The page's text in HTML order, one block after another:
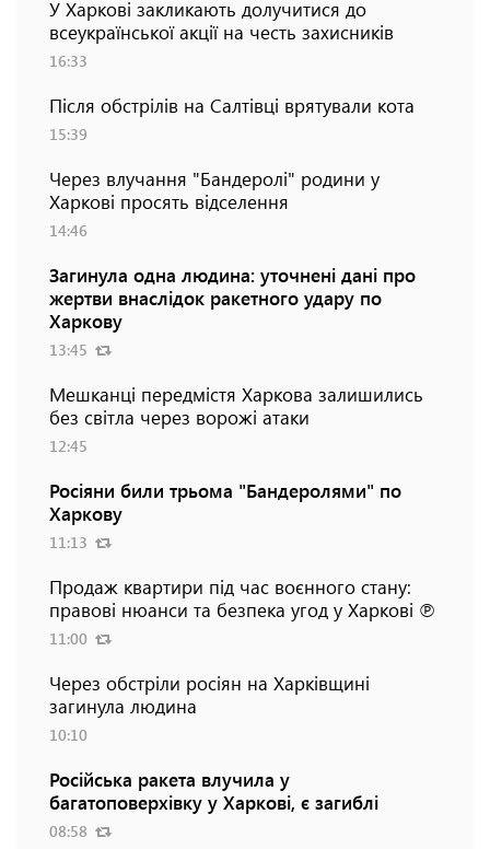
У Харкові закликають долучитися до
всеукраїнської акції на честь захисників
16:33
Після обстрілів на Салтівці врятували кота
15:39
Через влучання "Бандеролі" родини у
Харкові просять відселення
14:46
Загинула одна людина: уточнені дані про
жертви внаслідок ракетного удару по
Харкову
13:45
Мешканці передмістя Харкова залишились
без світла через ворожі атаки
12:45
Росіяни били трьома "Бандеролями" по
Харкову
11:13
Продаж квартири під час воєнного стану:
правові нюанси та безпека угод у Харкові ℗
11:00
Через обстріли росіян на Харківщині
загинула людина
10:10
Російська ракета влучила у
багатоповерхівку у Харкові, є загиблі
08:58